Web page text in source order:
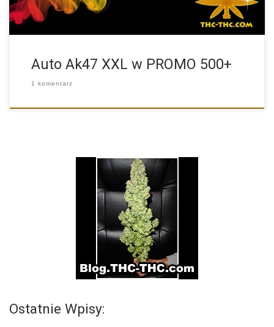
Auto Ak47 XXL w PROMO 500+
1 komentarz
Ostatnie Wpisy: